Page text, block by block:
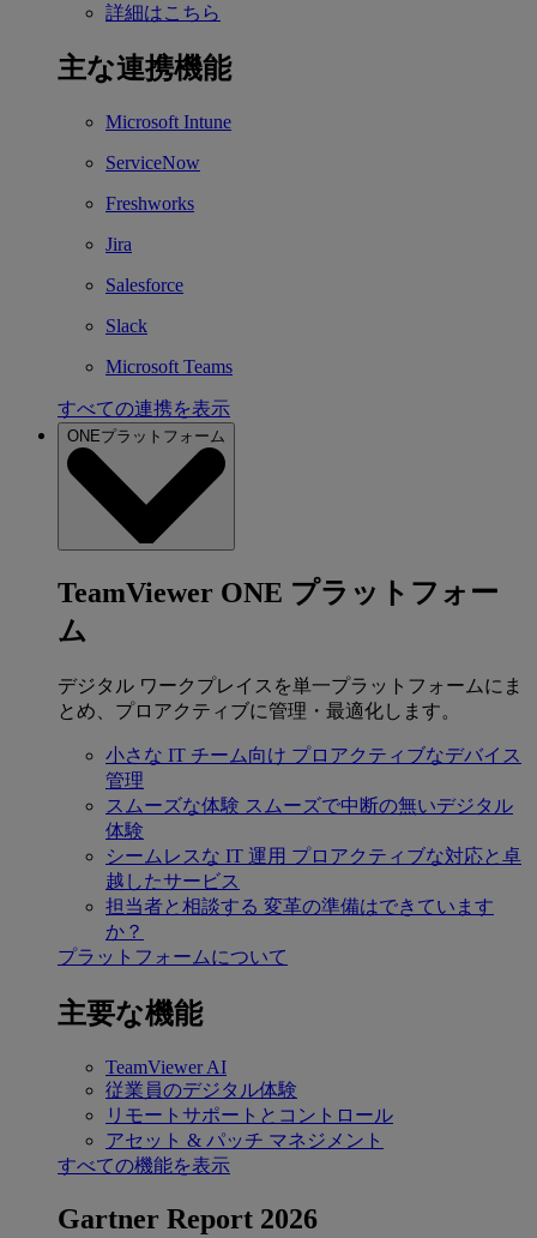
詳細はこちら
主な連携機能
Microsoft Intune
ServiceNow
Freshworks
Jira
Salesforce
Slack
Microsoft Teams
すべての連携を表示
ONEプラットフォーム
TeamViewer ONE プラットフォー
ム
デジタル ワークプレイスを単一プラットフォームにま
とめ、プロアクティブに管理・最適化します。
小さな IT チーム向け プロアクティブなデバイス
管理
スムーズな体験 スムーズで中断の無いデジタル
体験
シームレスな IT 運用 プロアクティブな対応と卓
越したサービス
担当者と相談する 変革の準備はできています
か？
プラットフォームについて
主要な機能
TeamViewer AI
従業員のデジタル体験
リモートサポートとコントロール
アセット & パッチ マネジメント
すべての機能を表示
Gartner Report 2026